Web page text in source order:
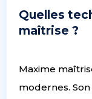
Quelles
maîtrise ?
Maxime
modernes.